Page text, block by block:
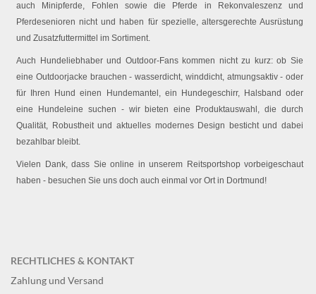
auch Minipferde, Fohlen sowie die Pferde in Rekonvaleszenz und
Pferdesenioren nicht und haben für spezielle, altersgerechte Ausrüstung
und Zusatzfuttermittel im Sortiment.
Auch Hundeliebhaber und Outdoor-Fans kommen nicht zu kurz: ob Sie
eine Outdoorjacke brauchen - wasserdicht, winddicht, atmungsaktiv - oder
für Ihren Hund einen Hundemantel, ein Hundegeschirr, Halsband oder
eine Hundeleine suchen - wir bieten eine Produktauswahl, die durch
Qualität, Robustheit und aktuelles modernes Design besticht und dabei
bezahlbar bleibt.
Vielen Dank, dass Sie online in unserem Reitsportshop vorbeigeschaut
haben - besuchen Sie uns doch auch einmal vor Ort in Dortmund!
RECHTLICHES & KONTAKT
Zahlung und Versand